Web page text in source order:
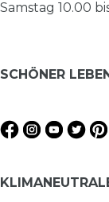
Samstag 10.00
SCHÖNER